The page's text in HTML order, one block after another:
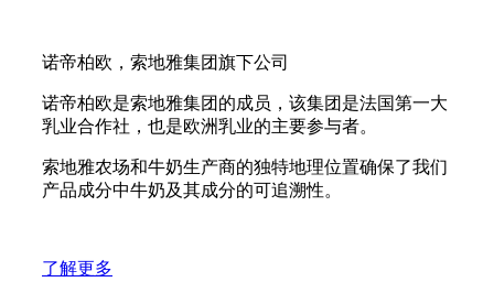
诺帝柏欧，索地雅集团旗下公司
诺帝柏欧是索地雅集团的成员，该集团是法国第一大
乳业合作社，也是欧洲乳业的主要参与者。
索地雅农场和牛奶生产商的独特地理位置确保了我们
产品成分中牛奶及其成分的可追溯性。
了解更多